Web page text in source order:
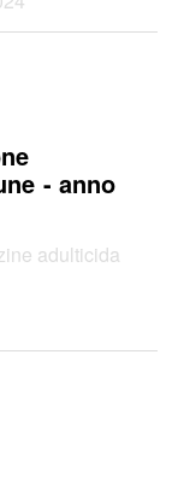
- anno
adulticida